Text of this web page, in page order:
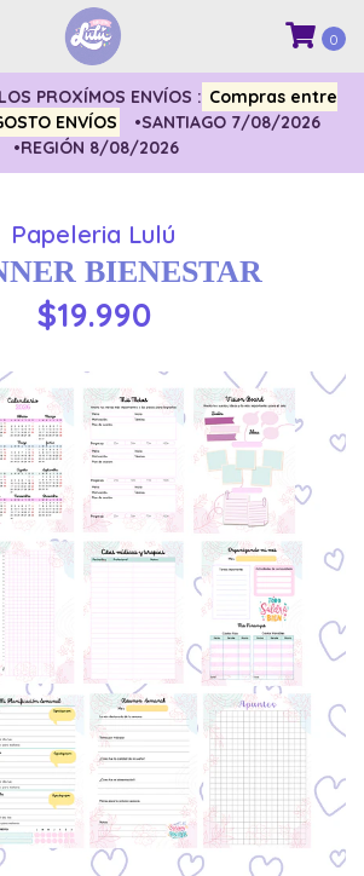
PROXÍMOS ENVÍOS : Compras entre
ENVÍOS
•SANTIAGO 7/08/2026
•REGIÓN 8/08/2026
0
Papeleria Lulú
BIENESTAR
$19.990